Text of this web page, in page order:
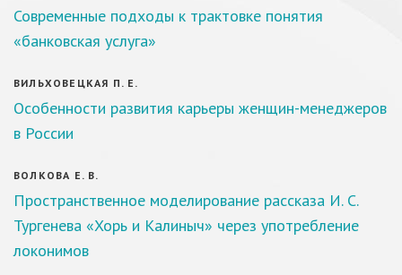
Современные подходы к трактовке понятия
«банковская услуга»
ВИЛЬХОВЕЦКАЯ П. Е.
Особенности развития карьеры женщин-менеджеров
в России
ВОЛКОВА Е. В.
Пространственное моделирование рассказа И. С.
Тургенева «Хорь и Калиныч» через употребление
локонимов